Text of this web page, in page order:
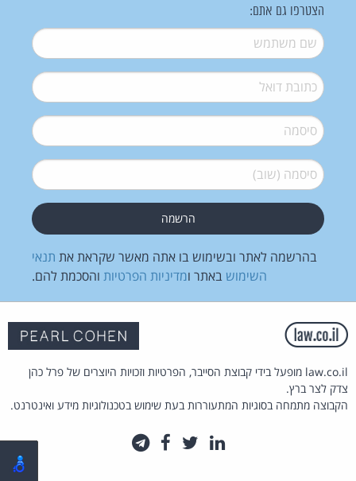
הצטרפו גם אתם:
שם משתמש*
דואל*
סיסמה*
סיסמה (שוב)*
בהרשמה לאתר ובשימוש בו אתה מאשר שקראת את תנאי
השימוש באתר ומדיניות הפרטיות והסכמת להם.
law.co.il מופעל בידי קבוצת הסייבר, הפרטיות וזכויות היוצרים של פרל כהן
צדק לצר ברץ.
הקבוצה מתמחה בסוגיות המתעוררות בעת שימוש בטכנולוגיות מידע ואינטרנט.
לינקדאין
טוויטרפייסבוק